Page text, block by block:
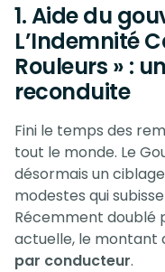
1. Aide du
L’Indemnité
Rouleurs » :
reconduite
Fini le temps des
tout le monde. Le
désormais un
modestes qui
Récemment doublé
actuelle, le montant
par conducteur.